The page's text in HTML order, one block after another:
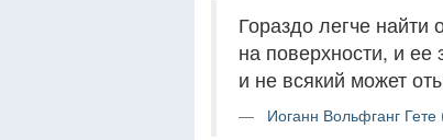
Гораздо легче
на поверхности, и ее
и не всякий может
Иоганн Вольфганг Гете